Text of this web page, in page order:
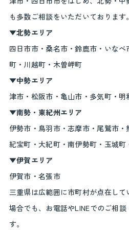
も多数ご相談をいただいております。
▼北勢エリア
四日市市・桑名市・鈴鹿市・いな
町・川越町・木曽岬町
▼中勢エリア
津市・松阪市・亀山市・多気町・明
▼南勢・東紀州エリア
伊勢市・鳥羽市・志摩市・尾鷲市・
紀宝町・大紀町・南伊勢町・玉城町
▼伊賀エリア
伊賀市・名張市
三重県は広範囲に市町村が点在し
場合でも、お電話やLINEでのご相
す。